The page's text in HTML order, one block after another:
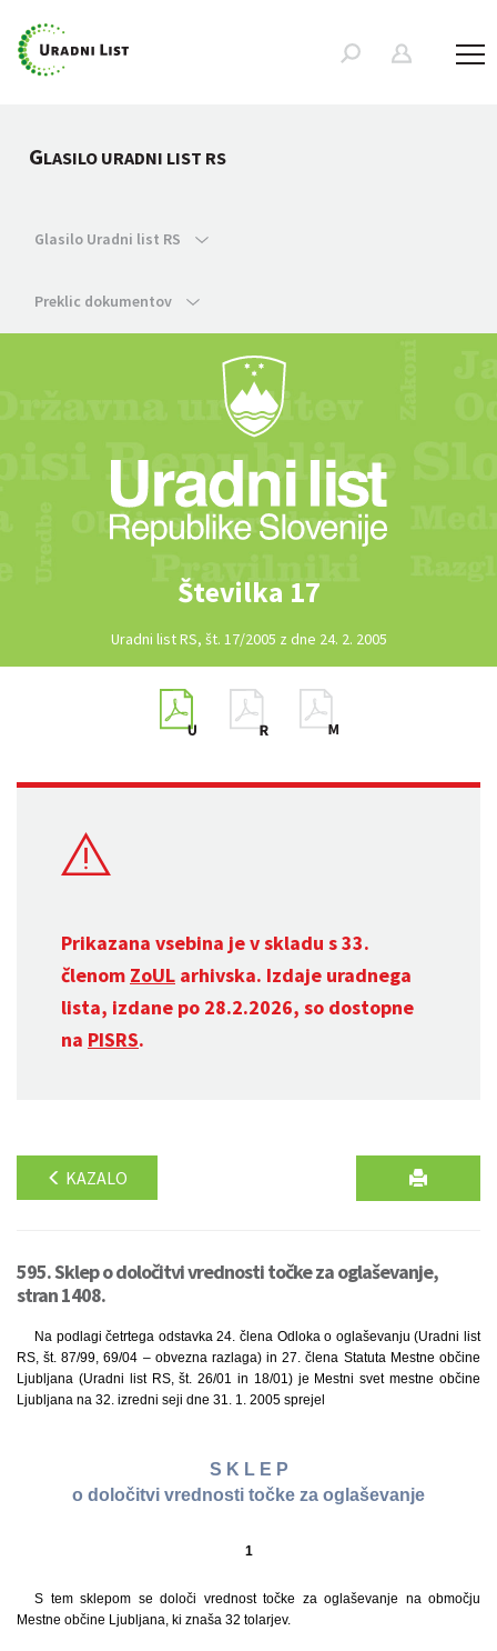
GLASILO URADNI LIST RS
Glasilo Uradni list RS
Preklic dokumentov
Številka 17
Uradni list RS, št. 17/2005 z dne 24. 2. 2005
Prikazana vsebina je v skladu s 33.
členom ZoUL arhivska. Izdaje uradnega
lista, izdane po 28.2.2026, so dostopne
na PISRS.
KAZALO
595. Sklep o določitvi vrednosti točke za oglaševanje,
stran 1408.
Na podlagi četrtega odstavka 24. člena Odloka o oglaševanju (Uradni list
RS, št. 87/99, 69/04 – obvezna razlaga) in 27. člena Statuta Mestne občine
Ljubljana (Uradni list RS, št. 26/01 in 18/01) je Mestni svet mestne občine
Ljubljana na 32. izredni seji dne 31. 1. 2005 sprejel
S K L E P
o določitvi vrednosti točke za oglaševanje
1
S tem sklepom se določi vrednost točke za oglaševanje na območju
Mestne občine Ljubljana, ki znaša 32 tolarjev.